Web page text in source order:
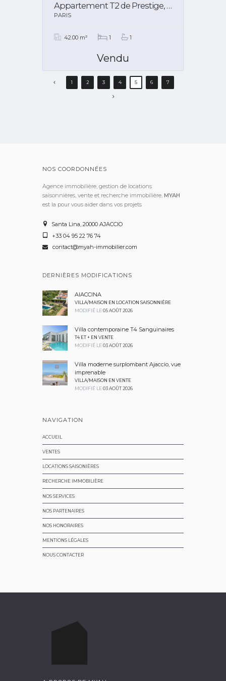
Appartement T2 de Prestige, Paris 1er.
PARIS
42.00 m² 1 1
Vendu
1 2 3 4 5 6 7
NOS COORDONNÉES
Agence immobilière, gestion de locations
saisonnières, vente et recherche immobilière, MYAH
est la pour vous aider dans vos projets
Santa Lina, 20000 AJACCIO
+33 04 95 22 76 74
contact@myah-immobilier.com
DERNIÈRES MODIFICATIONS
AIACCINA
VILLA/MAISON EN LOCATION SAISONNIÈRE
MODIFIÉ LE 05 AOÛT 2026
Villa contemporaine T4 Sanguinaires
T4 ET + EN VENTE
MODIFIÉ LE 03 AOÛT 2026
Villa moderne surplombant Ajaccio, vue
imprenable
VILLA/MAISON EN VENTE
MODIFIÉ LE 03 AOÛT 2026
NAVIGATION
ACCUEIL
VENTES
LOCATIONS SAISONIÈRES
RECHERCHE IMMOBILIÈRE
NOS SERVICES
NOS PARTENAIRES
NOS HONORAIRES
MENTIONS LÉGALES
NOUS CONTACTER